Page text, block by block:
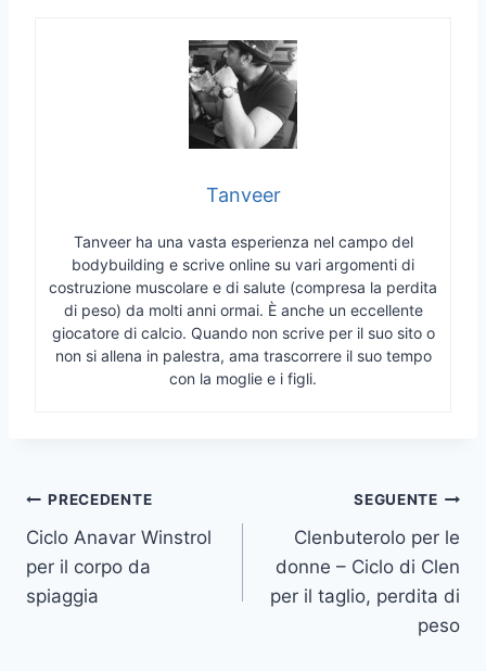
Tanveer
Tanveer ha una vasta esperienza nel campo del
bodybuilding e scrive online su vari argomenti di
costruzione muscolare e di salute (compresa la perdita
di peso) da molti anni ormai. È anche un eccellente
giocatore di calcio. Quando non scrive per il suo sito o
non si allena in palestra, ama trascorrere il suo tempo
con la moglie e i figli.
Navigazione
articoli
PRECEDENTE
Ciclo Anavar Winstrol
per il corpo da
spiaggia
SEGUENTE
Clenbuterolo per le
donne – Ciclo di Clen
per il taglio, perdita di
peso